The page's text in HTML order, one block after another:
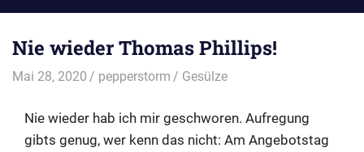
Nie wieder Thomas Phillips!
Mai 28, 2020 pepperstorm Gesülze
Nie wieder hab ich mir geschworen. Aufregung
gibts genug, wer kenn das nicht: Am Angebotstag